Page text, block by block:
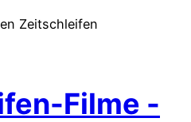
Zeitschleifen
Filme -